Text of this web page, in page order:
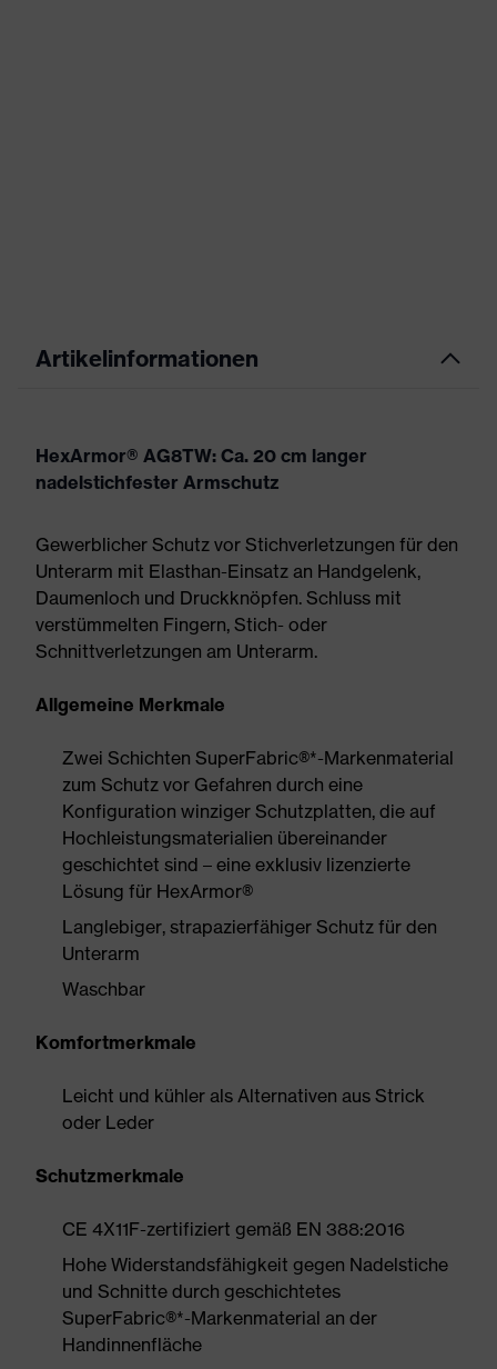
Artikelinformationen
HexArmor® AG8TW: Ca. 20 cm langer
nadelstichfester Armschutz
Gewerblicher Schutz vor Stichverletzungen für den
Unterarm mit Elasthan-Einsatz an Handgelenk,
Daumenloch und Druckknöpfen. Schluss mit
verstümmelten Fingern, Stich- oder
Schnittverletzungen am Unterarm.
Allgemeine Merkmale
Zwei Schichten SuperFabric®*-Markenmaterial
zum Schutz vor Gefahren durch eine
Konfiguration winziger Schutzplatten, die auf
Hochleistungsmaterialien übereinander
geschichtet sind – eine exklusiv lizenzierte
Lösung für HexArmor®
Langlebiger, strapazierfähiger Schutz für den
Unterarm
Waschbar
Komfortmerkmale
Leicht und kühler als Alternativen aus Strick
oder Leder
Schutzmerkmale
CE 4X11F-zertifiziert gemäß EN 388:2016
Hohe Widerstandsfähigkeit gegen Nadelstiche
und Schnitte durch geschichtetes
SuperFabric®*-Markenmaterial an der
Handinnenfläche